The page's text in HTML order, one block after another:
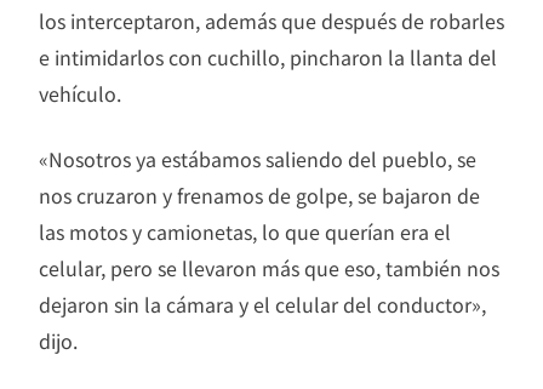
los interceptaron, además que después de robarles
e intimidarlos con cuchillo, pincharon la llanta del
vehículo.
«Nosotros ya estábamos saliendo del pueblo, se
nos cruzaron y frenamos de golpe, se bajaron de
las motos y camionetas, lo que querían era el
celular, pero se llevaron más que eso, también nos
dejaron sin la cámara y el celular del conductor»,
dijo.